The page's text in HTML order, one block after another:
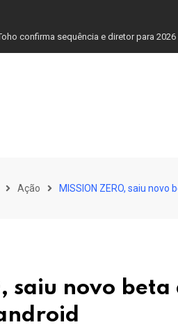
Torna Fenômeno com Ação e Superação
Ação MISSION ZERO, saiu
saiu novo